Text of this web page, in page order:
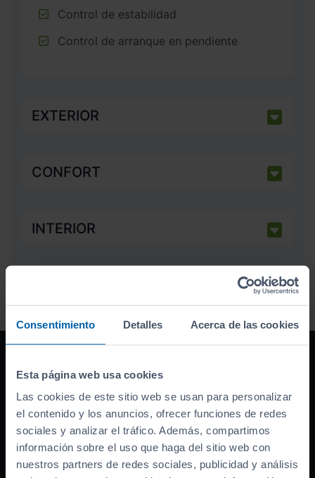
Consentimiento Detalles Acerca de las cookies
Esta página web usa cookies
Las cookies de este sitio web se usan para personalizar
el contenido y los anuncios, ofrecer funciones de redes
sociales y analizar el tráfico. Además, compartimos
información sobre el uso que haga del sitio web con
nuestros partners de redes sociales, publicidad y análisis
Control de estabilidad
Control de arranque en pendiente
EXTERIOR
CONFORT
INTERIOR
Financiación100% sin entrada
Grandes descuentos por financiar con
nosotros. ¡Descúbrelos!